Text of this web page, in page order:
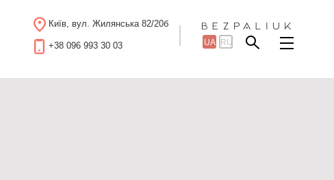
Київ, вул. Жилянська 82/20б
+38 096 993 30 03 UA RU